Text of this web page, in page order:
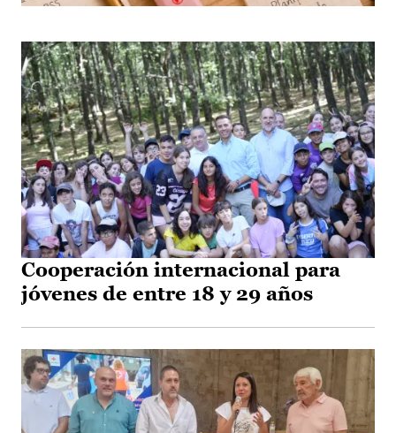
Cooperación internacional para
jóvenes de entre 18 y 29 años